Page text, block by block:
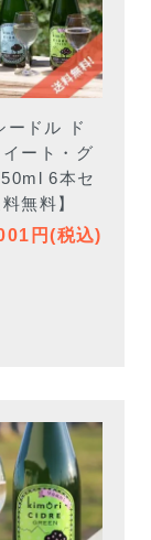
ドル ド
ート・グ
6本セ
無料】
円(税込)